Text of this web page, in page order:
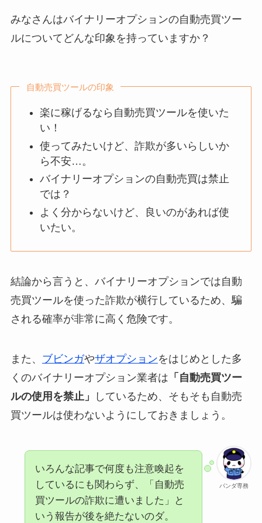
みなさんはバイナリーオプションの自動売買ツー
ルについてどんな印象を持っていますか？
自動売買ツールの印象
楽に稼げるなら自動売買ツールを使いた
い！
使ってみたいけど、詐欺が多いらしいか
ら不安…。
バイナリーオプションの自動売買は禁止
では？
よく分からないけど、良いのがあれば使
いたい。
結論から言うと、 バイナリーオプションでは自動
売買ツールを使った詐欺が横行しているため、騙
される確率が非常に高く危険です。
また、 ブビンガやザオプションをはじめとした多
くのバイナリーオプション業者は 「自動売買ツー
ルの使用を禁止」
しているため、そもそも自動売
買ツールは使わないようにしておきましょう。
パンダ専務
いろんな記事で何度も注意喚起を
しているにも関わらず、「自動売
買ツールの詐欺に遭いました」と
いう報告が後を絶たないのダ。